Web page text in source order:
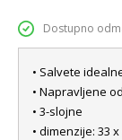
Dostupno
• Salvete
• Napravljene
• 3-slojne
• dimenzije: 33 x